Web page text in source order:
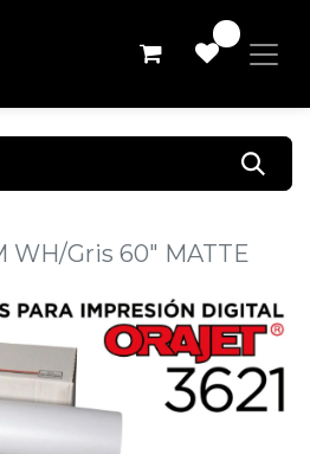
WH/Gris 60" MATTE